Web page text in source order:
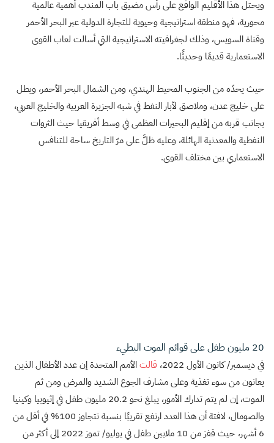
ويحتل هذا الأقليم الواقع على رأس مضيق باب المندب أهمية عالمية
محورية، فهو منطقة استراتيجية وحيوية للتجارة الدولية عبر البحر الأحمر
وقناة السويس، وذلك لجغرافيته الاستراتيجية التي أسالت لعاب القوى
الاستعمارية قديمًا وحديثًا.
حيث يحدّه من الجنوب المحيط الهندي، ومن الشمال البحر الأحمر، ويطل
على خليج عدن، وملاصق لآبار النفط في شبه الجزيرة العربية والخليج العربي،
بجانب قربه من إقليم البحيرات العظمى في وسط أفريقيا حيث الثروات
النفطية والمعدنية الهائلة، وعليه ظلَّ على مرّ التاريخ ساحة للتنافس
الاستعماري بين مختلف القوى.
20 مليون طفل على قوائم الموت البطيء
في ديسمبر/ كانون الأول 2022، قالتالأمم المتحدة إن عدد الأطفال الذين
يعانون من سوء تغذية وعلى مشارف الجوع الشديد والمرض ومن ثم
الموت، إن لم يتم تدارك الأمور، يبلغ نحو 20.2 مليون طفل في إثيوبيا وكينيا
والصومال، لافتة أن هذا العدد ارتفع تقريبًا بنسبة تتجاوز 100% في أقل من
6 أشهر، حيث قفز من 10 ملايين طفل في يوليو/ تموز 2022 إلى أكثر من